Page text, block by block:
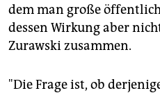
dem man große
dessen Wirkung aber
Zurawski zusammen.
"Die Frage ist, ob